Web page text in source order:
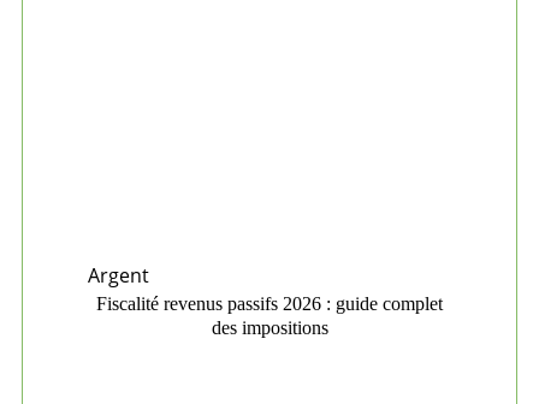
Argent
Fiscalité revenus passifs 2026 : guide complet
des impositions